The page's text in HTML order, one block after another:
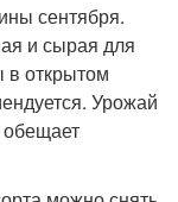
сентября.
и сырая для
в открытом
Урожай